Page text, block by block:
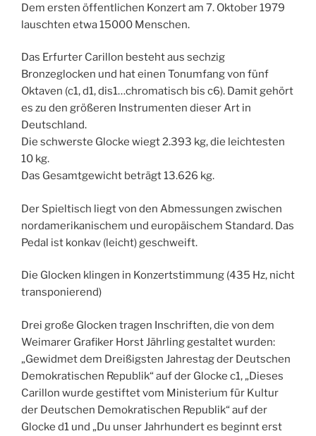
Dem ersten öffentlichen Konzert am 7. Oktober 1979
lauschten etwa 15000 Menschen.
Das Erfurter Carillon besteht aus sechzig
Bronzeglocken und hat einen Tonumfang von fünf
Oktaven (c1, d1, dis1…chromatisch bis c6). Damit gehört
es zu den größeren Instrumenten dieser Art in
Deutschland.
Die schwerste Glocke wiegt 2.393 kg, die leichtesten
10 kg.
Das Gesamtgewicht beträgt 13.626 kg.
Der Spieltisch liegt von den Abmessungen zwischen
nordamerikanischem und europäischem Standard. Das
Pedal ist konkav (leicht) geschweift.
Die Glocken klingen in Konzertstimmung (435 Hz, nicht
transponierend)
Drei große Glocken tragen Inschriften, die von dem
Weimarer Grafiker Horst Jährling gestaltet wurden:
„Gewidmet dem Dreißigsten Jahrestag der Deutschen
Demokratischen Republik“ auf der Glocke c1, „Dieses
Carillon wurde gestiftet vom Ministerium für Kultur
der Deutschen Demokratischen Republik“ auf der
Glocke d1 und „Du unser Jahrhundert es beginnt erst